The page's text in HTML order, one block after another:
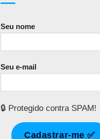
Seu nome
Seu e-mail
🔒 Protegido contra SPAM!